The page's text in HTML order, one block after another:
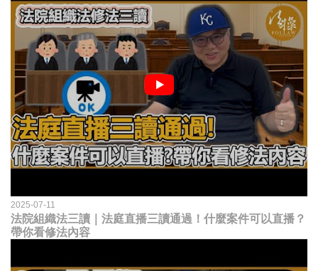
2025-07-11
法院組織法三讀｜法庭直播三讀通過！什麼案件可以直播？
帶你看修法內容